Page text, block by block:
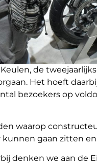
de
Het hoeft
bezoekers op
waarop
gaan zitten
denken we aan de